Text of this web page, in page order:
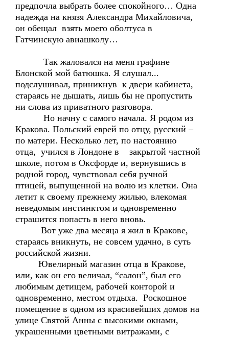
предпочла выбрать более спокойного… Одна
надежда на князя Александра Михайловича,
он обещал взять моего оболтуса в
Гатчинскую авиашколу…
Так жаловался на меня графине
Блонской мой батюшка. Я слушал...
подслушивал, приникнув к двери кабинета,
стараясь не дышать, лишь бы не пропустить
ни слова из приватного разговора.
Но начну с самого начала. Я родом из
Кракова. Польский еврей по отцу, русский –
по матери. Несколько лет, по настоянию
отца, учился в Лондоне в закрытой частной
школе, потом в Оксфорде и, вернувшись в
родной город, чувствовал себя ручной
птицей, выпущенной на волю из клетки. Она
летит к своему прежнему жилью, влекомая
неведомым инстинктом и одновременно
страшится попасть в него вновь.
Вот уже два месяца я жил в Кракове,
стараясь вникнуть, не совсем удачно, в суть
российской жизни.
Ювелирный магазин отца в Кракове,
или, как он его величал, “салон”, был его
любимым детищем, рабочей конторой и
одновременно, местом отдыха. Роскошное
помещение в одном из красивейших домов на
улице Святой Анны с высокими окнами,
украшенными цветными витражами, с